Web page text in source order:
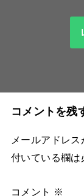
コメントを残
メールアドレ
付いている欄は
コメント ※